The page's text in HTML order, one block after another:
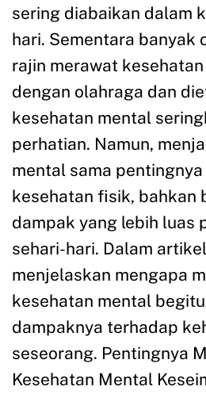
sering diabaikan dalam
hari. Sementara banyak
rajin merawat
dengan olahraga dan
kesehatan mental
perhatian. Namun,
mental sama
kesehatan fisik, bahkan
dampak yang lebih luas
sehari-hari. Dalam
menjelaskan mengapa
kesehatan mental
dampaknya terhadap
seseorang. Pentingnya
Kesehatan Mental